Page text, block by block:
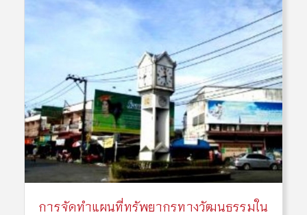
การจัดทำแผนที่ทรัพยากรทางวัฒนธรรมใน